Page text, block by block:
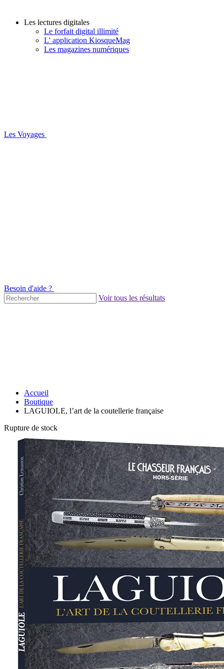
Les lectures digitales
Le forfait digital illimité
L' application KiosqueMag
Les magazines numériques
Les Voyages
Besoin d'aide ?
Voir tous les résultats
Accueil
Boutique
LAGUIOLE, l’art de la coutellerie française
Rupture de stock